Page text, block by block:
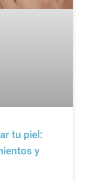
tu piel:
y